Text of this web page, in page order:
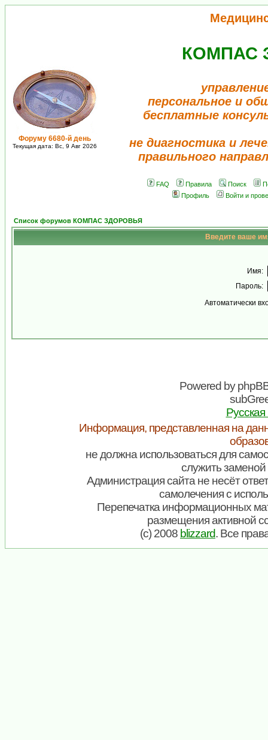
Форуму 6680-й день
Текущая дата: Вс, 9 Авг 2026
КОМПАС
персональное и
бесплатные
не диагностика и
правильного
FAQ Правила Поиск
Профиль
Войти и
Список форумов КОМПАС ЗДОРОВЬЯ
Введите ваше
Имя:
Пароль:
Автоматически
Powered by
Информация, представленная на
не должна использоваться для
служить заменой
Администрация сайта не несёт
самолечения с
Перепечатка информационных
размещения активной
(c) 2008 blizzard. Все